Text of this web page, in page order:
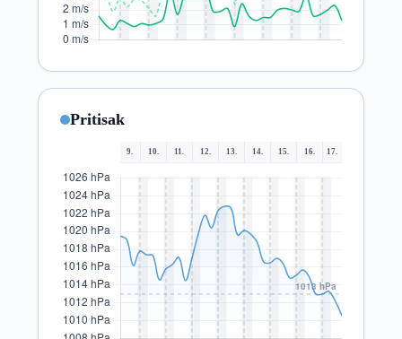
Pritisak
9. 10. 11. 12. 13. 14. 15. 16. 17.